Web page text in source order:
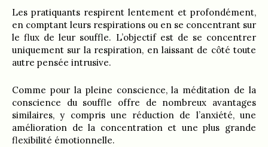
Les pratiquants respirent lentement et profondément,
en comptant leurs respirations ou en se concentrant sur
le flux de leur souffle. L’objectif est de se concentrer
uniquement sur la respiration, en laissant de côté toute
autre pensée intrusive.
Comme pour la pleine conscience, la méditation de la
conscience du souffle offre de nombreux avantages
similaires, y compris une réduction de l’anxiété, une
amélioration de la concentration et une plus grande
flexibilité émotionnelle.